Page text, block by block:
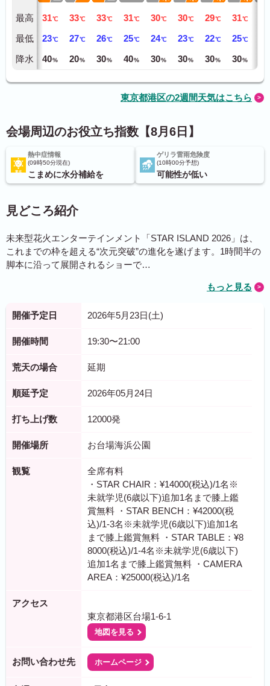
最高
最低
降水
31℃
23℃
40%
33℃
27℃
20%
33℃
26℃
30%
31℃
25℃
40%
30℃
24℃
30%
30℃
23℃
30%
29℃
22℃
30%
31℃
25℃
30%
東京都港区の2週間天気はこちら
会場周辺のお役立ち指数【8月6日】
熱中症情報
09時50分現在
こまめに水分補給を
ゲリラ雷雨危険度
10時00分予想
可能性が低い
見どころ紹介
未来型花火エンターテインメント「STAR ISLAND 2026」は、
これまでの枠を超える“次元突破”の進化を遂げます。1時間半の
脚本に沿って展開されるショーで…
もっと見る
開催予定日 2026年5月23日(土)
開催時間 19:30〜21:00
荒天の場合 延期
順延予定 2026年05月24日
打ち上げ数 12000発
開催場所 お台場海浜公園
観覧
全席有料
・STAR CHAIR：¥14000(税込)/1名※
未就学児(6歳以下)追加1名まで膝上鑑
賞無料 ・STAR BENCH：¥42000(税
込)/1-3名※未就学児(6歳以下)追加1名
まで膝上鑑賞無料 ・STAR TABLE：¥8
8000(税込)/1-4名※未就学児(6歳以下)
追加1名まで膝上鑑賞無料 ・CAMERA
AREA：¥25000(税込)/1名
アクセス
東京都港区台場1-6-1
地図を見る
お問い合わせ先 ホームページ